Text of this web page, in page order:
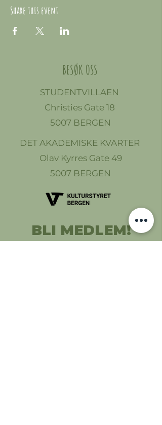
Share this event
BESØK OSS
STUDENTVILLAEN
Christies Gate 18
5007 BERGEN
DET AKADEMISKE KVARTER
Olav Kyrres Gate 49
5007 BERGEN
BLI MEDLEM!